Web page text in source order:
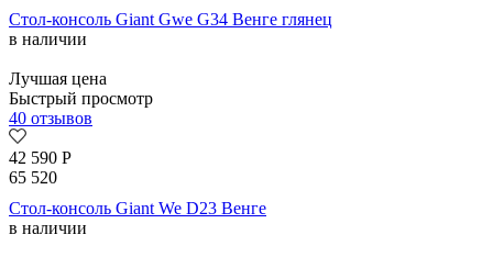
Стол-консоль Giant Gwe G34 Венге глянец
в наличии
Лучшая цена
Быстрый просмотр
40 отзывов
42 590 Р
65 520
Стол-консоль Giant We D23 Венге
в наличии